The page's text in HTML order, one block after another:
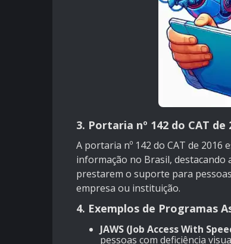
3. Portaria nº 142 do CAT de
A portaria nº 142 do CAT de
informação no Brasil, destacando
prestarem o suporte para
empresa ou instituição.
4. Exemplos de Programas
JAWS (Job Access With
pessoas com deficiência